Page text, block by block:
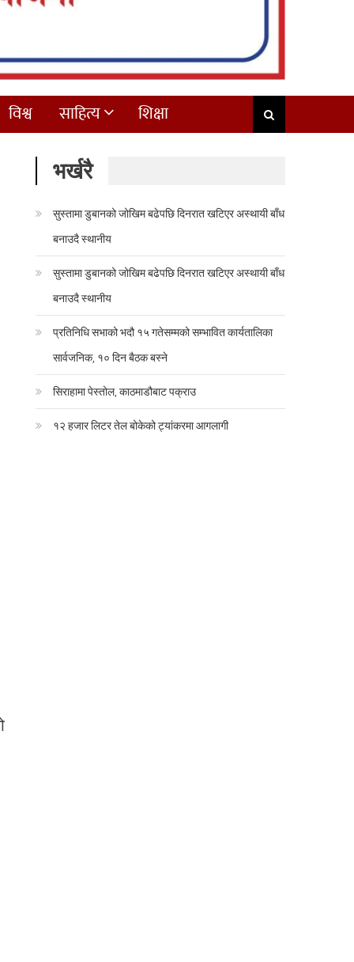
विश्व साहित्य शिक्षा
भर्खरै
सुस्तामा डुबानको जोखिम बढेपछि दिनरात खटिएर अस्थायी बाँध
बनाउदै स्थानीय
सुस्तामा डुबानको जोखिम बढेपछि दिनरात खटिएर अस्थायी बाँध
बनाउदै स्थानीय
प्रतिनिधि सभाको भदौ १५ गतेसम्मको सम्भावित कार्यतालिका
सार्वजनिक, १० दिन बैठक बस्ने
सिराहामा पेस्तोल, काठमाडौबाट पक्राउ
१२ हजार लिटर तेल बोकेको ट्यांकरमा आगलागी